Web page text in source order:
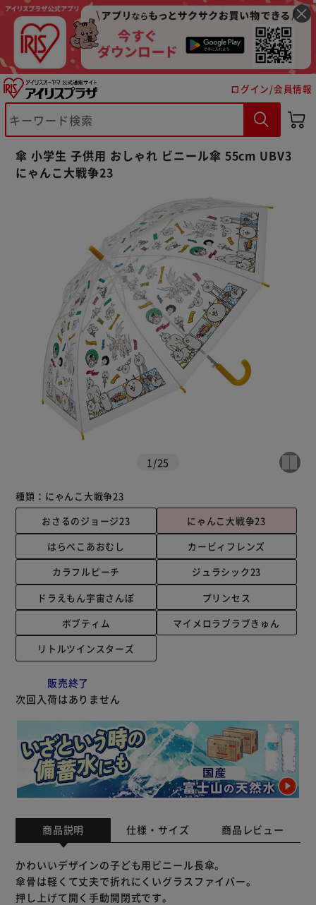
ログイン/会員情報
傘 小学生 子供用 おしゃれ ビニール傘 55cm UBV3
にゃんこ大戦争23
1 /25
種類： にゃんこ大戦争23
おさるのジョージ23
にゃんこ大戦争23
はらぺこあおむし
カービィフレンズ
カラフルピーチ
ジュラシック23
ドラえもん宇宙さんぽ
プリンセス
ボブティム
マイメロラブラブきゅん
リトルツインスターズ
販売終了
次回入荷はありません
商品説明 仕様・サイズ 商品レビュー
かわいいデザインの子ども用ビニール長傘。
傘骨は軽くて丈夫で折れにくいグラスファイバー。
押し上げて開く手動開閉式です。
※ご確認ください
カートに入れる